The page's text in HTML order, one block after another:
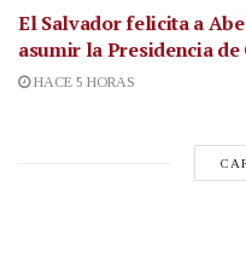
El Salvador felicita a
asumir la Presidencia
HACE 5 HORAS